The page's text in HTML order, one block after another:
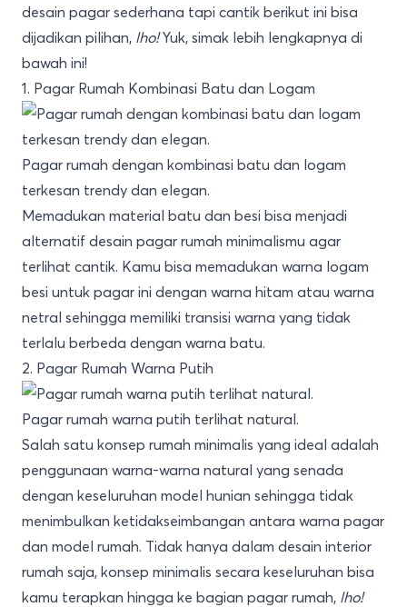
desain pagar sederhana tapi cantik berikut ini bisa
dijadikan pilihan, lho!Yuk, simak lebih lengkapnya di
bawah ini!
1. Pagar Rumah Kombinasi Batu dan Logam
Pagar rumah dengan kombinasi batu dan logam
terkesan trendy dan elegan.
Memadukan material batu dan besi bisa menjadi
alternatif desain pagar rumah minimalismu agar
terlihat cantik. Kamu bisa memadukan warna logam
besi untuk pagar ini dengan warna hitam atau warna
netral sehingga memiliki transisi warna yang tidak
terlalu berbeda dengan warna batu.
2. Pagar Rumah Warna Putih
Pagar rumah warna putih terlihat natural.
Salah satu konsep rumah minimalis yang ideal adalah
penggunaan warna-warna natural yang senada
dengan keseluruhan model hunian sehingga tidak
menimbulkan ketidakseimbangan antara warna pagar
dan model rumah. Tidak hanya dalam desain interior
rumah saja, konsep minimalis secara keseluruhan bisa
kamu terapkan hingga ke bagian pagar rumah, lho!